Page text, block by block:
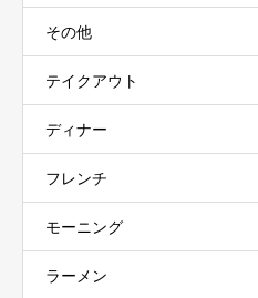
その他
テイクアウト
ディナー
フレンチ
モーニング
ラーメン